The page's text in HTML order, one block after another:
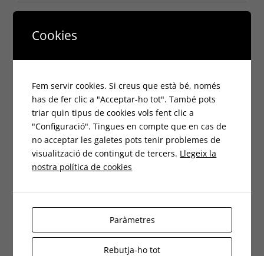
gener 2026
agost 2025
juliol 2025
juny 2025
maig 2025
Cookies
Fem servir cookies. Si creus que està bé, només
has de fer clic a "Acceptar-ho tot". També pots
triar quin tipus de cookies vols fent clic a
"Configuració". Tingues en compte que en cas de
no acceptar les galetes pots tenir problemes de
visualització de contingut de tercers. Llegeix la
nostra política de cookies
Paràmetres
Rebutja-ho tot